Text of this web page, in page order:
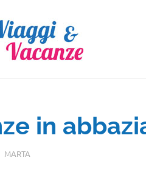
in
MARTA